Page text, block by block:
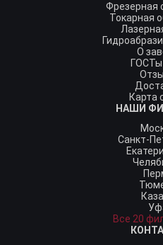
Фрезерная
Токарная
О
Карта
НАШИ
Санкт-
Все 20